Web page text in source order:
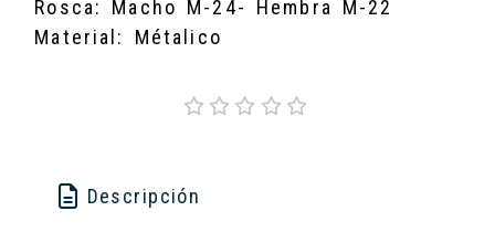
Rosca: Macho M-24- Hembra M-22
Material: Métalico
Descripción